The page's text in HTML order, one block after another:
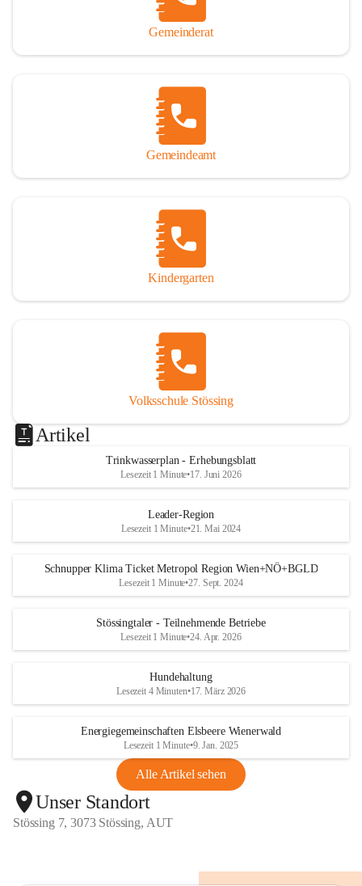
Gemeinderat
Gemeindeamt
Kindergarten
Volksschule Stössing
Artikel
Trinkwasserplan - Erhebungsblatt
Lesezeit 1 Minute•17. Juni 2026
Leader-Region
Lesezeit 1 Minute•21. Mai 2024
Schnupper Klima Ticket Metropol Region Wien+NÖ+BGLD
Lesezeit 1 Minute•27. Sept. 2024
Stössingtaler - Teilnehmende Betriebe
Lesezeit 1 Minute•24. Apr. 2026
Hundehaltung
Lesezeit 4 Minuten•17. März 2026
Energiegemeinschaften Elsbeere Wienerwald
Lesezeit 1 Minute•9. Jan. 2025
Alle Artikel sehen
Unser Standort
Stössing 7, 3073 Stössing, AUT